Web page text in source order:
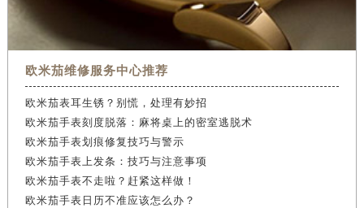
欧米茄维修服务中心推荐
欧米茄表耳生锈？别慌，处理有妙招
欧米茄手表刻度脱落：麻将桌上的密室逃脱术
欧米茄手表划痕修复技巧与警示
欧米茄手表上发条：技巧与注意事项
欧米茄手表不走啦？赶紧这样做！
欧米茄手表日历不准应该怎么办？